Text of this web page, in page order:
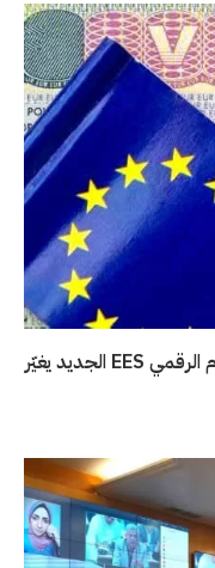
أوروبا تغلق الأبواب على التجاوزات: النظام الرقمي EES الجديد يغيّر